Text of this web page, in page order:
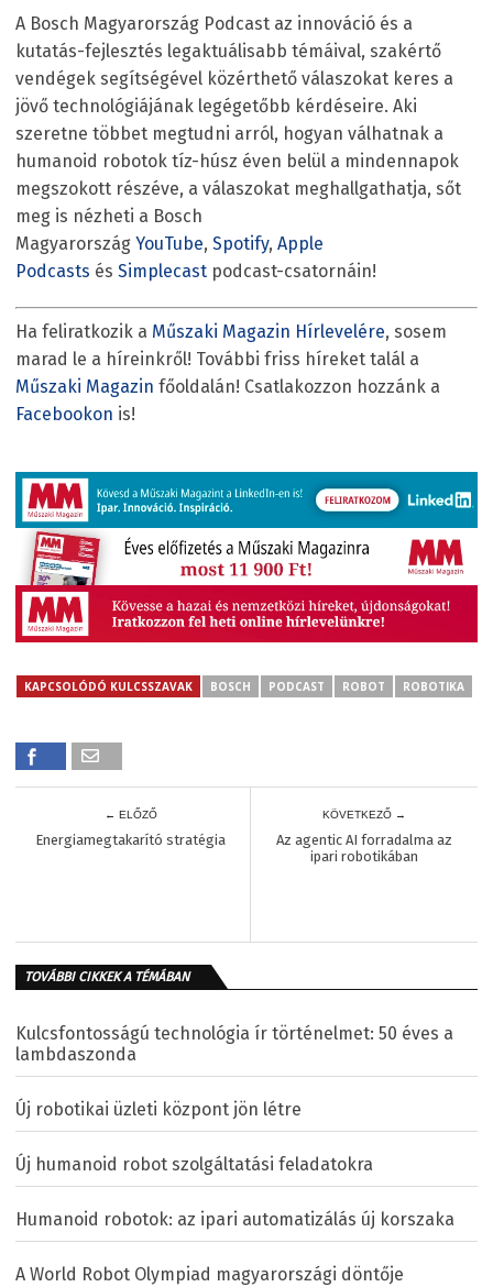
A Bosch Magyarország Podcast az innováció és a
kutatás-fejlesztés legaktuálisabb témáival, szakértő
vendégek segítségével közérthető válaszokat keres a
jövő technológiájának legégetőbb kérdéseire. Aki
szeretne többet megtudni arról, hogyan válhatnak a
humanoid robotok tíz-húsz éven belül a mindennapok
megszokott részéve, a válaszokat meghallgathatja, sőt
meg is nézheti a Bosch
Magyarország YouTube, Spotify, Apple
Podcasts és Simplecast podcast-csatornáin!
Ha feliratkozik a Műszaki Magazin Hírlevelére, sosem
marad le a híreinkről! További friss híreket talál a
Műszaki Magazin főoldalán! Csatlakozzon hozzánk a
Facebookon is!
KAPCSOLÓDÓ KULCSSZAVAK BOSCH PODCAST ROBOT ROBOTIKA
← ELŐZŐ
Energiamegtakarító stratégia
KÖVETKEZŐ →
Az agentic AI forradalma az
ipari robotikában
TOVÁBBI CIKKEK A TÉMÁBAN
Kulcsfontosságú technológia ír történelmet: 50 éves a
lambdaszonda
Új robotikai üzleti központ jön létre
Új humanoid robot szolgáltatási feladatokra
Humanoid robotok: az ipari automatizálás új korszaka
A World Robot Olympiad magyarországi döntője